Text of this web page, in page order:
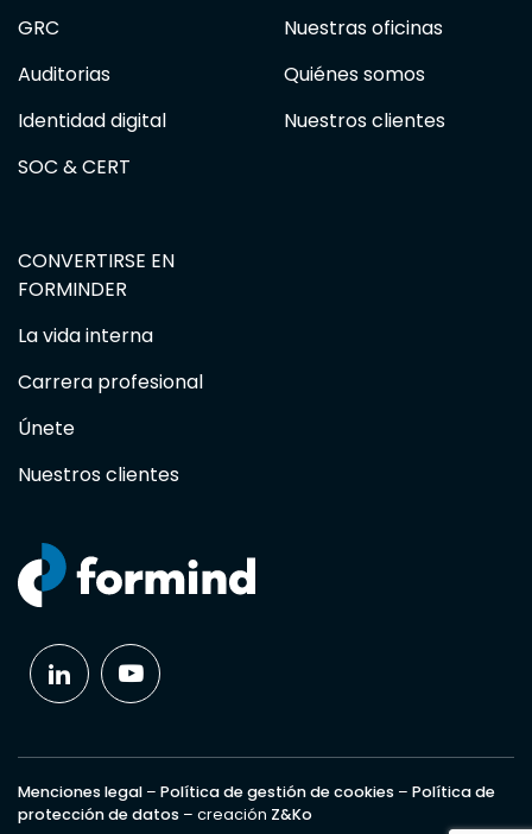
GRC
Auditorias
Identidad digital
SOC & CERT
Nuestras oficinas
Quiénes somos
Nuestros clientes
CONVERTIRSE EN
FORMINDER
La vida interna
Carrera profesional
Únete
Nuestros clientes
Menciones legal – Política de gestión de cookies – Política de
protección de datos – creación Z&Ko